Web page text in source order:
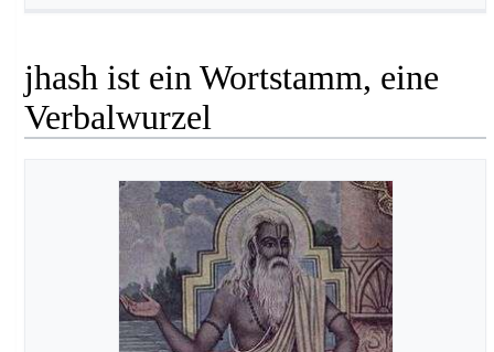
jhash ist ein Wortstamm, eine
Verbalwurzel